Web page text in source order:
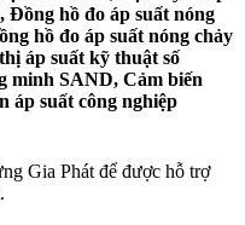
Đồng hồ đo áp suất nóng
hồ đo áp suất nóng chảy
áp suất kỹ thuật số
minh SAND, Cảm biến
áp suất công nghiệp
Gia Phát để được hỗ trợ